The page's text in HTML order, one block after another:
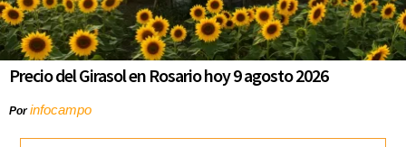
Precio del Girasol en Rosario hoy 9 agosto 2026
Porinfocampo